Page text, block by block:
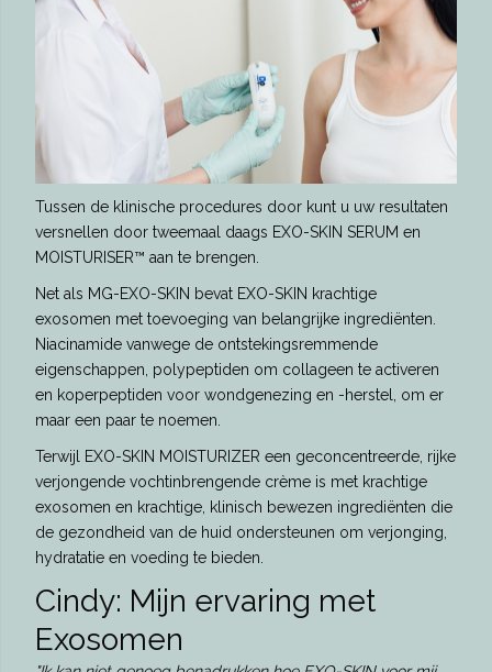
Tussen de klinische procedures door kunt u uw resultaten
versnellen door tweemaal daags EXO-SKIN SERUM en
MOISTURISER™ aan te brengen.
Net als MG-EXO-SKIN bevat EXO-SKIN krachtige
exosomen met toevoeging van belangrijke ingrediënten.
Niacinamide vanwege de ontstekingsremmende
eigenschappen, polypeptiden om collageen te activeren
en koperpeptiden voor wondgenezing en -herstel, om er
maar een paar te noemen.
Terwijl EXO-SKIN MOISTURIZER een geconcentreerde, rijke
verjongende vochtinbrengende crème is met krachtige
exosomen en krachtige, klinisch bewezen ingrediënten die
de gezondheid van de huid ondersteunen om verjonging,
hydratatie en voeding te bieden.
Cindy: Mijn ervaring met
Exosomen